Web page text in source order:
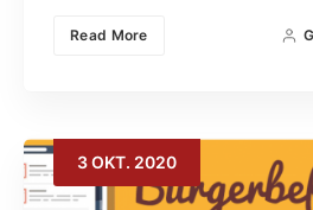
Read More
3OKT. 2020